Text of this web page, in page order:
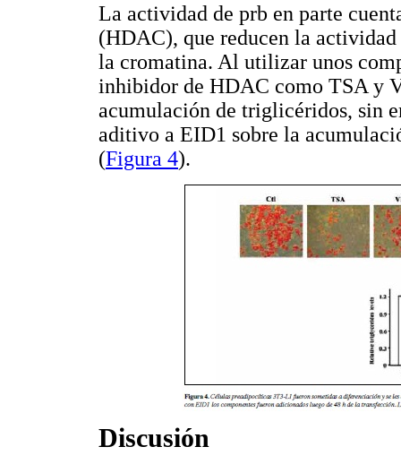
La actividad de prb en parte
(HDAC), que reducen la
la cromatina. Al utilizar unos
inhibidor de HDAC como TSA y
acumulación de triglicéridos, sin
aditivo a EID1 sobre la
(Figura 4).
Discusión